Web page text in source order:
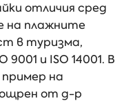
отличия сред
на плажните
в туризма,
и ISO 14001. В
на
от д-р